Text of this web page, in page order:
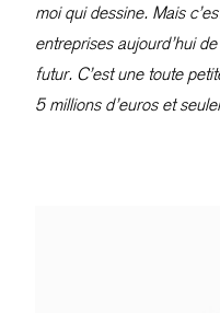
moi qui dessine. Mais
entreprises aujourd’hui
futur. C’est une toute
5 millions d’euros et